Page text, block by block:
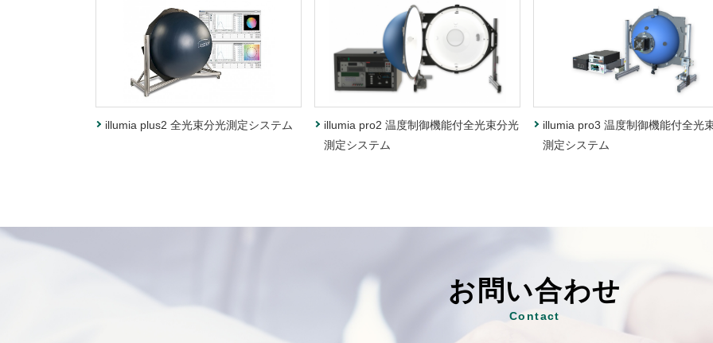
illumia plus2 全光束分光測定システム
illumia pro2 温度制御機能付全光束分光
測定システム
illumia pro3 温度制御機能付全光
測定システム
お問い合わせ
Contact